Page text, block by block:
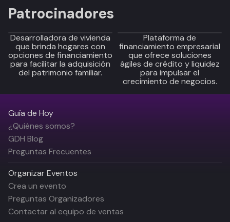
Patrocinadores
Desarrolladora de vivienda
que brinda hogares con
opciones de financiamiento
para facilitar la adquisición
del patrimonio familiar.
Plataforma de
financiamiento empresarial
que ofrece soluciones
ágiles de crédito y liquidez
para impulsar el
crecimiento de negocios.
Guía de Hoy
¿Quiénes somos?
GDH Blog
Preguntas Frecuentes
Organizar Eventos
Crea un evento
Preguntas Organizadores
Contactar al equipo de ventas